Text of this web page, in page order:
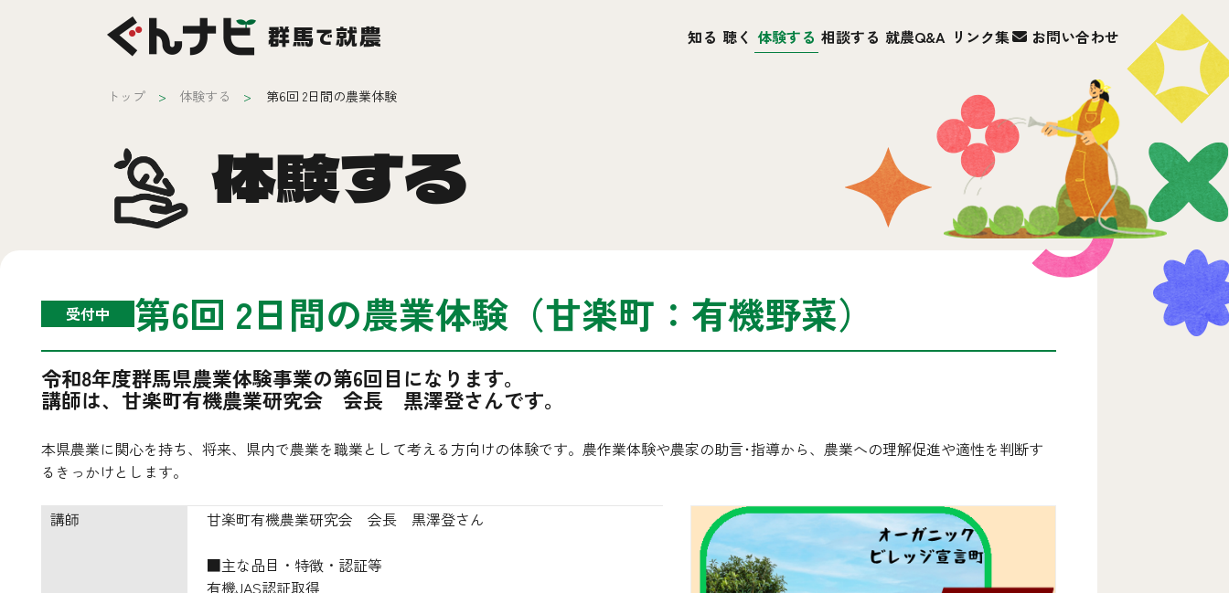
知る 聴く 体験する 相談する 就農Q&A リンク集 お問い合わせ
トップ 体験する 第6回 2日間の農業体験
体験する
受付中 第6回 2日間の農業体験（甘楽町：有機野菜）
令和8年度群馬県農業体験事業の第6回目になります。
講師は、甘楽町有機農業研究会 会長 黒澤登さんです。
本県農業に関心を持ち、将来、県内で農業を職業として考える方向けの体験です。農作業体験や農家の助言･指導から、農業への理解促進や適性を判断す
るきっかけとします。
講師 甘楽町有機農業研究会 会長 黒澤登さん
■主な品目・特徴・認証等
有機JAS認証取得